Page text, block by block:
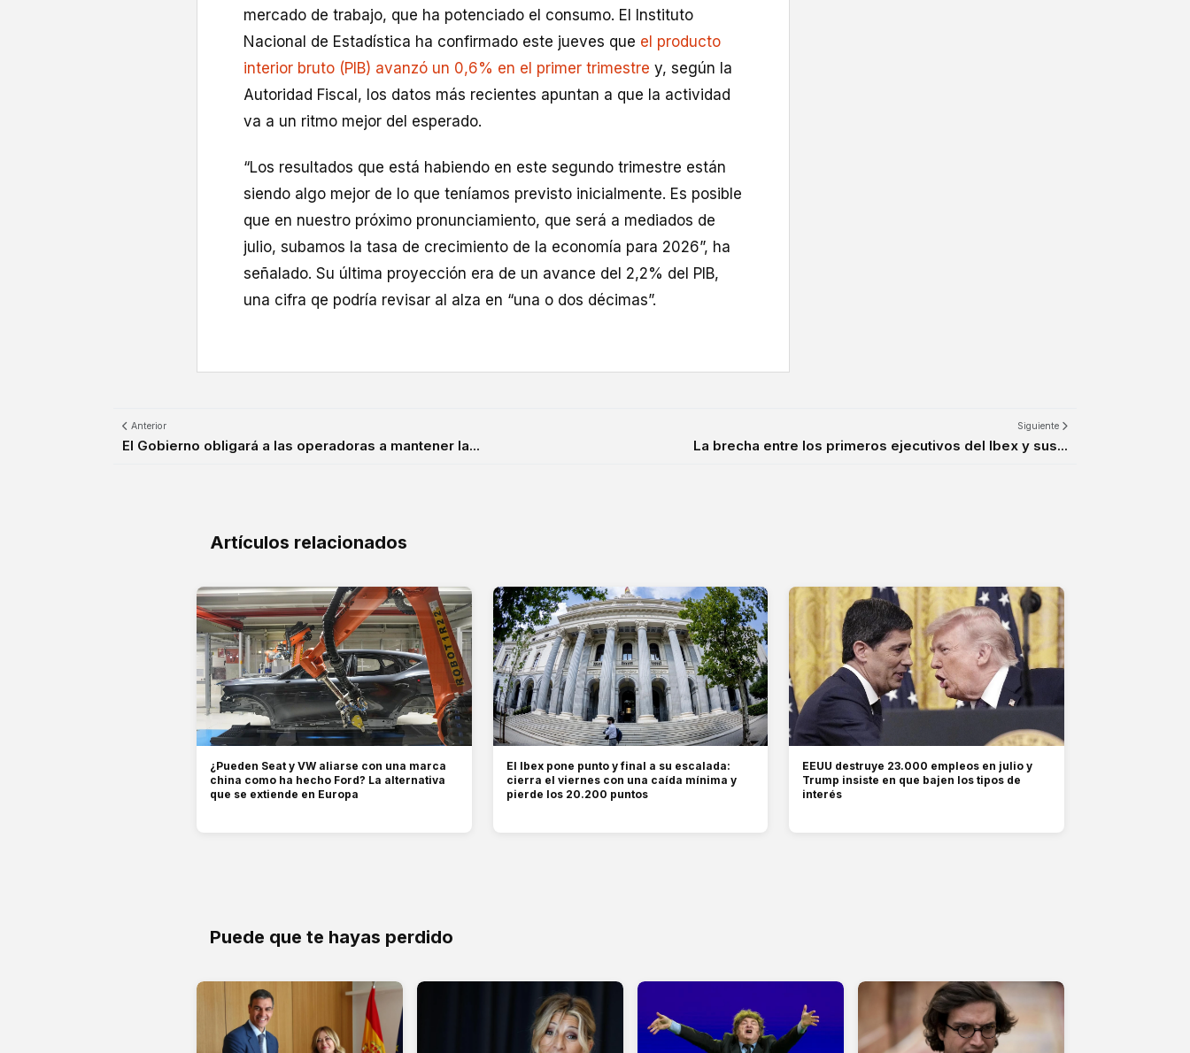
mercado de trabajo, que ha potenciado el consumo. El Instituto
Nacional de Estadística ha confirmado este jueves que el producto
interior bruto (PIB) avanzó un 0,6% en el primer trimestre y, según la
Autoridad Fiscal, los datos más recientes apuntan a que la actividad
va a un ritmo mejor del esperado.
“Los resultados que está habiendo en este segundo trimestre están
siendo algo mejor de lo que teníamos previsto inicialmente. Es posible
que en nuestro próximo pronunciamiento, que será a mediados de
julio, subamos la tasa de crecimiento de la economía para 2026”, ha
señalado. Su última proyección era de un avance del 2,2% del PIB,
una cifra qe podría revisar al alza en “una o dos décimas”.
Anterior
El Gobierno obligará a las operadoras a mantener la...
Siguiente
La brecha entre los primeros ejecutivos del Ibex y sus...
Artículos relacionados
¿Pueden Seat y VW aliarse con una marca
china como ha hecho Ford? La alternativa
que se extiende en Europa
El Ibex pone punto y final a su escalada:
cierra el viernes con una caída mínima y
pierde los 20.200 puntos
EEUU destruye 23.000 empleos en julio y
Trump insiste en que bajen los tipos de
interés
Puede que te hayas perdido